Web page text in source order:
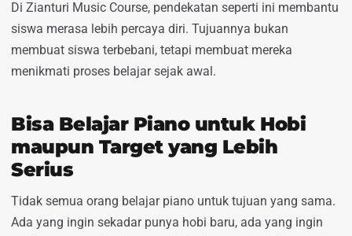
Di Zianturi Music Course, pendekatan seperti ini membantu
siswa merasa lebih percaya diri. Tujuannya bukan
membuat siswa terbebani, tetapi membuat mereka
menikmati proses belajar sejak awal.
Bisa Belajar Piano untuk Hobi
maupun Target yang Lebih
Serius
Tidak semua orang belajar piano untuk tujuan yang sama.
Ada yang ingin sekadar punya hobi baru, ada yang ingin